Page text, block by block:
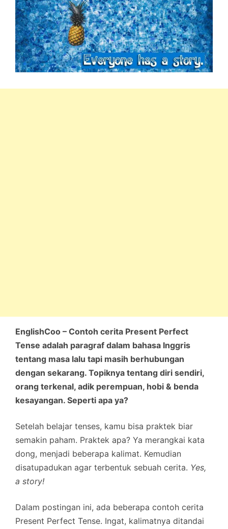
EnglishCoo – Contoh cerita Present Perfect
Tense adalah paragraf dalam bahasa Inggris
tentang masa lalu tapi masih berhubungan
dengan sekarang. Topiknya tentang diri sendiri,
orang terkenal, adik perempuan, hobi & benda
kesayangan. Seperti apa ya?
Setelah belajar tenses, kamu bisa praktek biar
semakin paham. Praktek apa? Ya merangkai kata
dong, menjadi beberapa kalimat. Kemudian
disatupadukan agar terbentuk sebuah cerita. Yes,
a story!
Dalam postingan ini, ada beberapa contoh cerita
Present Perfect Tense. Ingat, kalimatnya ditandai